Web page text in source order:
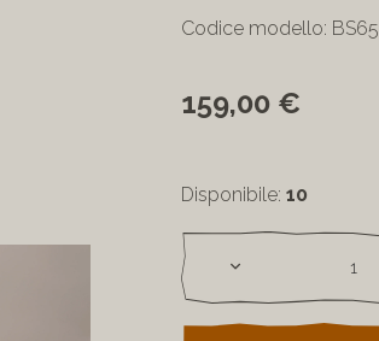
Codice modello:
159,00 €
Disponibile: 10